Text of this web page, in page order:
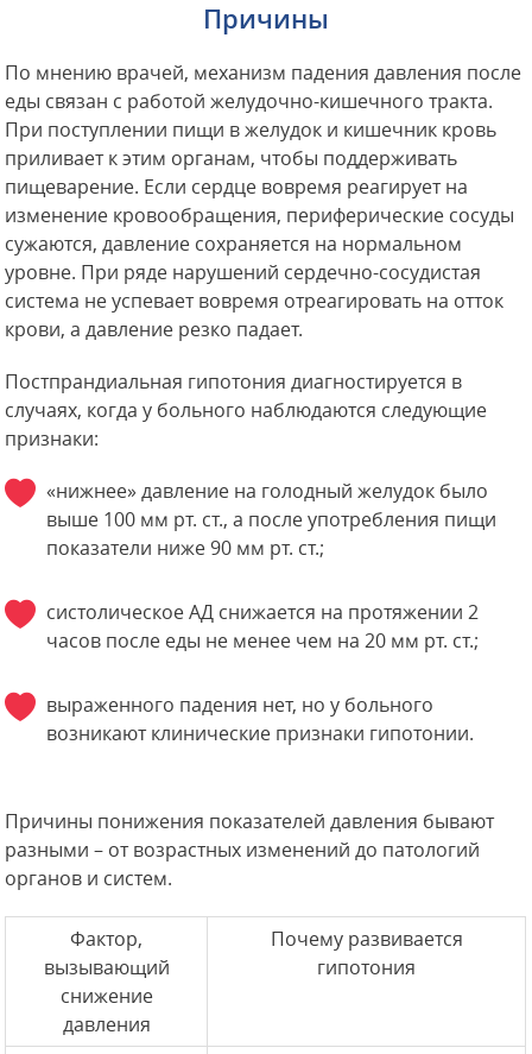
Причины
По мнению врачей, механизм падения давления после
еды связан с работой желудочно-кишечного тракта.
При поступлении пищи в желудок и кишечник кровь
приливает к этим органам, чтобы поддерживать
пищеварение. Если сердце вовремя реагирует на
изменение кровообращения, периферические сосуды
сужаются, давление сохраняется на нормальном
уровне. При ряде нарушений сердечно-сосудистая
система не успевает вовремя отреагировать на отток
крови, а давление резко падает.
Постпрандиальная гипотония диагностируется в
случаях, когда у больного наблюдаются следующие
признаки:
«нижнее» давление на голодный желудок было
выше 100 мм рт. ст., а после употребления пищи
показатели ниже 90 мм рт. ст.;
систолическое АД снижается на протяжении 2
часов после еды не менее чем на 20 мм рт. ст.;
выраженного падения нет, но у больного
возникают клинические признаки гипотонии.
Причины понижения показателей давления бывают
разными – от возрастных изменений до патологий
органов и систем.
Фактор,
вызывающий
снижение
давления
Почему развивается
гипотония